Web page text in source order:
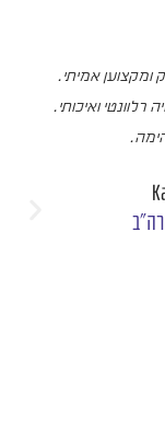
ומקצוען אמיתי.
רלוונטי ואיכותי.